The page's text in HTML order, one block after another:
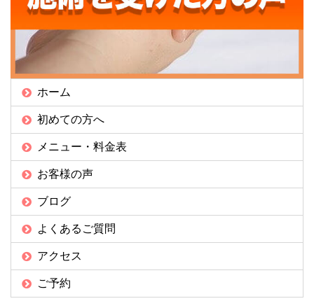
ホーム
初めての方へ
メニュー・料金表
お客様の声
ブログ
よくあるご質問
アクセス
ご予約